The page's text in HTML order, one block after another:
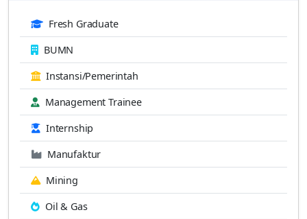
Fresh Graduate
BUMN
Instansi/Pemerintah
Management Trainee
Internship
Manufaktur
Mining
Oil & Gas